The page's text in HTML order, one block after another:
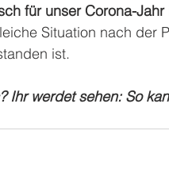
für unser Corona-Jahr
Situation nach der
ist.
Ihr werdet sehen: So